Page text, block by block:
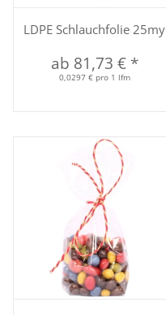
LDPE Schlauchfolie 25my
ab 81,73 € *
0,0297 € pro 1 lfm